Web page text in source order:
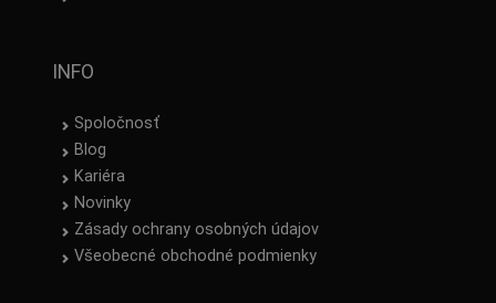
INFO
Spoločnosť
Blog
Kariéra
Novinky
Zásady ochrany osobných údajov
Všeobecné obchodné podmienky